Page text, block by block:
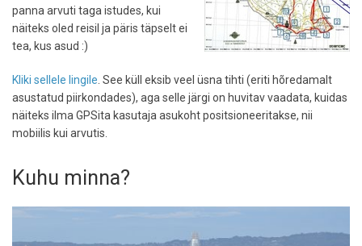
panna arvuti taga istudes, kui
näiteks oled reisil ja päris täpselt ei
tea, kus asud :)
Kliki sellele lingile . See küll eksib veel üsna tihti (eriti hõredamalt
asustatud piirkondades), aga selle järgi on huvitav vaadata, kuidas
näiteks ilma GPSita kasutaja asukoht positsioneeritakse, nii
mobiilis kui arvutis.
Kuhu minna?